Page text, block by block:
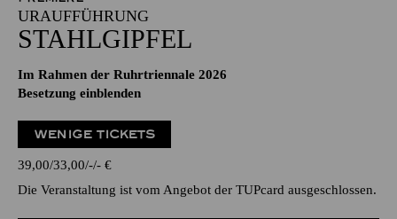
URAUFFÜHRUNG
STAHLGIPFEL
Im Rahmen der Ruhrtriennale 2026
Besetzung einblenden
WENIGE TICKETS
39,00 33,00 - - €
Die Veranstaltung ist vom Angebot der TUPcard ausgeschlossen.